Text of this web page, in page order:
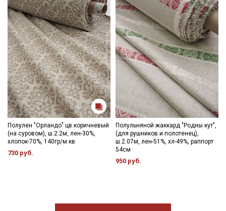
Полулен "Орландо" цв.коричневый
(на суровом), ш.2.2м, лен-30%,
хлопок-70%, 140гр/м.кв
730 руб.
Полульняной жаккард "Родны кут",
(для рушников и полотенец),
ш.2.07м, лен-51%, хл-49%, раппорт
54см
950 руб.